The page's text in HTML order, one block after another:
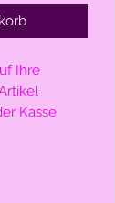
Ihre
Kasse